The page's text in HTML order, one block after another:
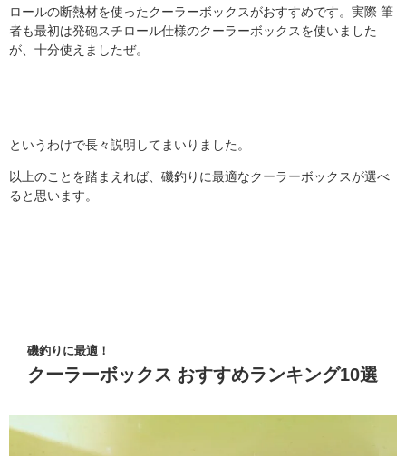
ロールの断熱材を使ったクーラーボックスがおすすめです。実際 筆
者も最初は発砲スチロール仕様のクーラーボックスを使いました
が、十分使えましたぜ。
というわけで長々説明してまいりました。
以上のことを踏まえれば、磯釣りに最適なクーラーボックスが選べ
ると思います。
磯釣りに最適！
クーラーボックス おすすめランキング10選